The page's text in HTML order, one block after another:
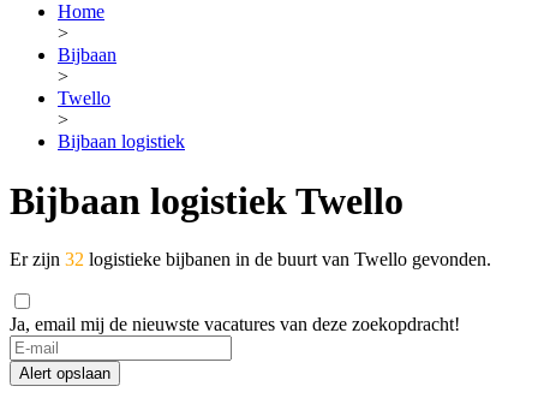
Home
>
Bijbaan
>
Twello
>
Bijbaan logistiek
Bijbaan logistiek Twello
Er zijn 32 logistieke bijbanen in de buurt van Twello gevonden.
Ja, email mij de nieuwste vacatures van deze zoekopdracht!
If
you
are
Alert opslaan